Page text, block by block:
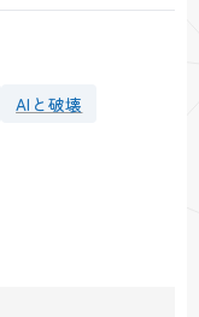
AIと破壊